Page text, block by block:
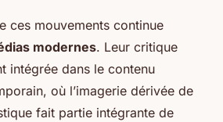
ces mouvements continue
modernes. Leur critique
intégrée dans le contenu
où l’imagerie dérivée de
fait partie intégrante de